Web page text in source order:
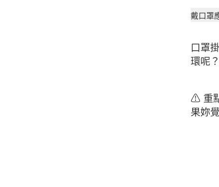
戴口罩
口罩
環呢？
⚠ 重
果妳